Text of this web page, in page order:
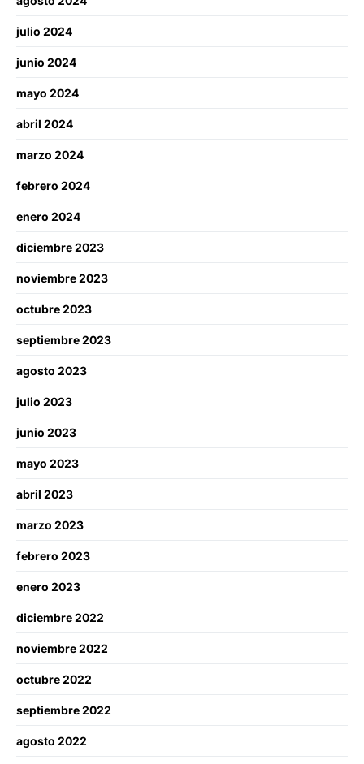
julio 2024
junio 2024
mayo 2024
abril 2024
marzo 2024
febrero 2024
enero 2024
diciembre 2023
noviembre 2023
octubre 2023
septiembre 2023
agosto 2023
julio 2023
junio 2023
mayo 2023
abril 2023
marzo 2023
febrero 2023
enero 2023
diciembre 2022
noviembre 2022
octubre 2022
septiembre 2022
agosto 2022